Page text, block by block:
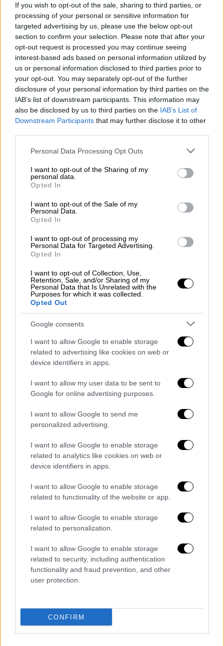
If you wish to opt-out of the sale, sharing to third parties, or
processing of your personal or sensitive information for
targeted advertising by us, please use the below opt-out
section to confirm your selection. Please note that after your
opt-out request is processed you may continue seeing
interest-based ads based on personal information utilized by
us or personal information disclosed to third parties prior to
your opt-out. You may separately opt-out of the further
disclosure of your personal information by third parties on the
IAB’s list of downstream participants. This information may
also be disclosed by us to third parties on the IAB’s List of
Downstream Participants that may further disclose it to other
Please note that this website/app uses one or more Google
not limited to your visit or usage behaviour. You may click to
grant or deny consent to Google and its third-party tags to
use your data for below specified purposes in below Google
consent section.
Personal Data Processing Opt Outs
I want to opt-out of the Sharing of my
personal data.
Opted In
I want to opt-out of the Sale of my
Personal Data.
Opted In
I want to opt-out of processing my
Personal Data for Targeted Advertising.
Opted In
I want to opt-out of Collection, Use,
Retention, Sale, and/or Sharing of my
Personal Data that Is Unrelated with the
Purposes for which it was collected.
Opted Out
Google consents
I want to allow Google to enable storage
related to advertising like cookies on web or
device identifiers in apps.
I want to allow my user data to be sent to
Google for online advertising purposes.
I want to allow Google to send me
personalized advertising.
I want to allow Google to enable storage
related to analytics like cookies on web or
device identifiers in apps.
I want to allow Google to enable storage
related to functionality of the website or app.
I want to allow Google to enable storage
related to personalization.
I want to allow Google to enable storage
related to security, including authentication
functionality and fraud prevention, and other
user protection.
CONFIRM
σε βάρος τους σχηματίσθηκε δικογραφίαγια
το αδίκημα της εμπορίας ανθρώπων.
Ειδικότερα, η 22χρονη κατήγγειλε στην
αστυνομία ότι οι δύο δράστες,
χρησιμοποιώντας απειλές για χρήσης βίας
και απειλές κατά της ζωής της ιδίας και
συγγενικών της προσώπων, κατά το χρονικό
διάστημα από 17-01-2023 έως 22-02-2024,
εκμεταλλεύονταν την επ’ αμοιβή έκδοσή της
σε πελάτεςστην περιοχή οδούΓιαννιτσών
Πώς την εξαπάτησαν
Από τηναστυνομική
46χρονηπροσέγγισε την22χρονη
όσο ήταν
στη Βουλγαρία και
προσφοράς για εργασία σε κατάστημα
εστίασης στην Θεσσαλονίκη, κατάφερε να
την πείσει να ταξιδέψει στην Ελλάδα
Κατά την άφιξή της, τόσο η 46χρονη, όσο και
ο γιος της της είπαν ότι όφειλε να
συνευρίσκεται ερωτικάμε πελάτες έναντι
χρηματικής αμοιβής. Μάλιστα, οι δράστες
παρακρατούσανεκβιαστικά χρήματα,
χωρίς η 22χρονη να λαμβάνει μέρος εξ
αυτών.
προκειμένου να εισέρχεται στην ελληνική
επικράτεια, παρά το διοικητικό μέτρο
απαγόρευσης εισόδου πουεκκρεμεί
σε
βάρος της, σύναψε γάμο με
και άλλαξε σύμφωνα με την εκεί
νομοθεσία το επίθετό της.
Η 46χρονη εντοπίστηκε από αστυνομικούς
στην οδό Γιαννιτσών και αφού απολογήθηκε
για τις σε βάρος της αποδιδόμενες πράξεις,
Μετανάστευσης Θεσσαλονίκης της
τις περαιτέρω ενέργειες.
διαγράφονται